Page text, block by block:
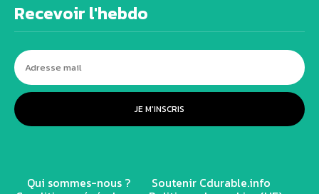
Recevoir l'hebdo
JE M'INSCRIS
Qui sommes-nous ? Soutenir Cdurable.info